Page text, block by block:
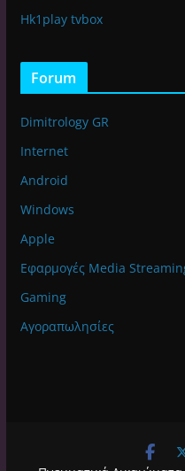
Hk1play tvbox
Forum
Dimitrology GR
Internet
Android
Windows
Apple
Εφαρμογές Media
Gaming
Αγοραπωλησίες